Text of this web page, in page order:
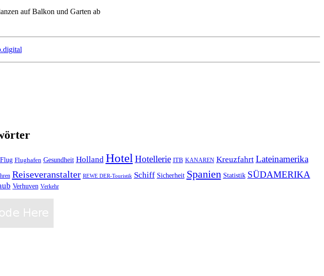
auf Balkon und Garten ab
Flug Flughafen Gesundheit Holland Hotel Hotellerie ITB KANAREN Kreuzfahrt Lateinamerika
Reiseveranstalter REWE DER-Touristik Schiff Sicherheit Spanien Statistik SÜDAMERIKA
Verhuven Verkehr